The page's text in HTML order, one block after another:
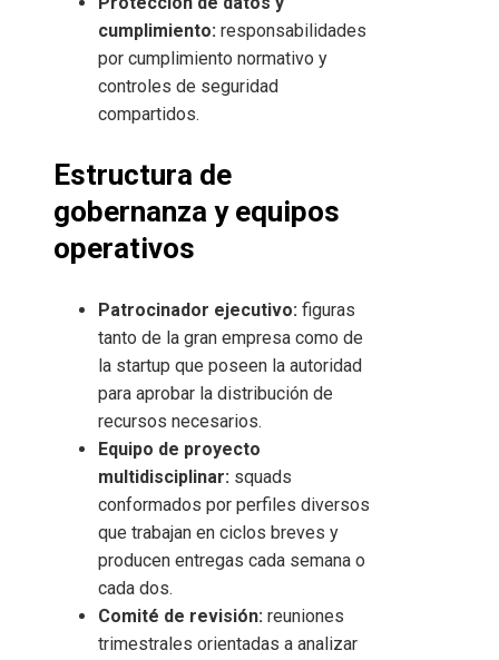
cumplimiento: responsabilidades
por cumplimiento normativo y
controles de seguridad
compartidos.
Estructura de
gobernanza y equipos
operativos
Patrocinador ejecutivo: figuras
tanto de la gran empresa como de
la startup que poseen la autoridad
para aprobar la distribución de
recursos necesarios.
Equipo de proyecto
multidisciplinar: squads
conformados por perfiles diversos
que trabajan en ciclos breves y
producen entregas cada semana o
cada dos.
Comité de revisión: reuniones
trimestrales orientadas a analizar